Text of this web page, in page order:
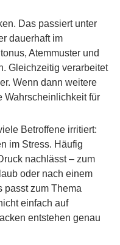
Das passiert unter
dauerhaft im
Atemmuster und
Gleichzeitig verarbeitet
Wenn dann weitere
Wahrscheinlichkeit für
Betroffene irritiert:
im Stress. Häufig
nachlässt – zum
oder nach einem
passt zum Thema
einfach auf
entstehen genau